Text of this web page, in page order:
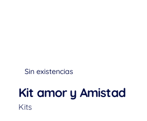
Sin existencias
Kit amor y Amistad
Kits